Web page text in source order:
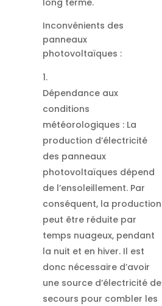
long terme.
Inconvénients des
panneaux
photovoltaïques :
Dépendance aux
conditions
météorologiques : La
production d’électricité
des panneaux
photovoltaïques dépend
de l’ensoleillement. Par
conséquent, la production
peut être réduite par
temps nuageux, pendant
la nuit et en hiver. Il est
donc nécessaire d’avoir
une source d’électricité de
secours pour combler les